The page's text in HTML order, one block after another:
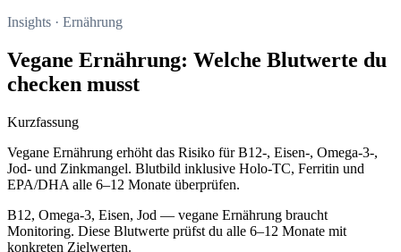
Insights · Ernährung
Vegane Ernährung: Welche Blutwerte du
checken musst
Kurzfassung
Vegane Ernährung erhöht das Risiko für B12-, Eisen-, Omega-3-,
Jod- und Zinkmangel. Blutbild inklusive Holo-TC, Ferritin und
EPA/DHA alle 6–12 Monate überprüfen.
B12, Omega-3, Eisen, Jod — vegane Ernährung braucht
Monitoring. Diese Blutwerte prüfst du alle 6–12 Monate mit
konkreten Zielwerten.